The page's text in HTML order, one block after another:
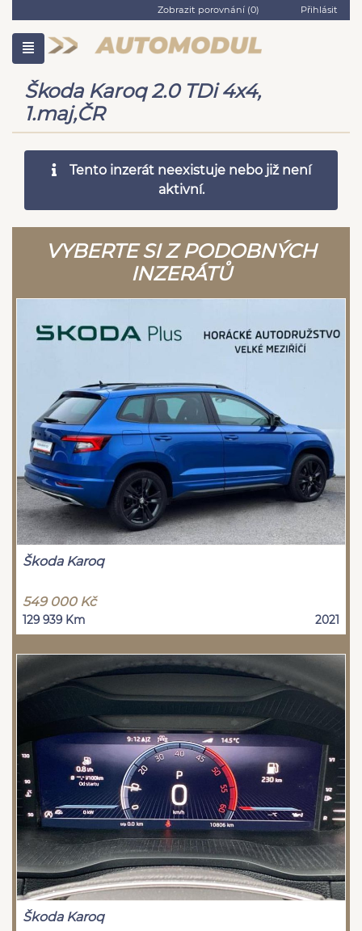
Zobrazit porovnání (0) Přihlásit
Škoda Karoq 2.0 TDi 4x4,
1.maj,ČR
Tento inzerát neexistuje nebo již není
aktivní.
VYBERTE SI Z PODOBNÝCH
INZERÁTŮ
Škoda Karoq
549 000 Kč
129 939 Km 2021
Škoda Karoq